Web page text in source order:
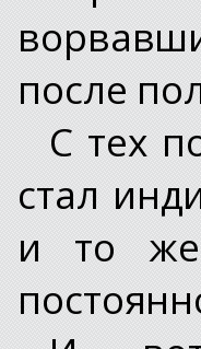
после
С тех
стал
и то же